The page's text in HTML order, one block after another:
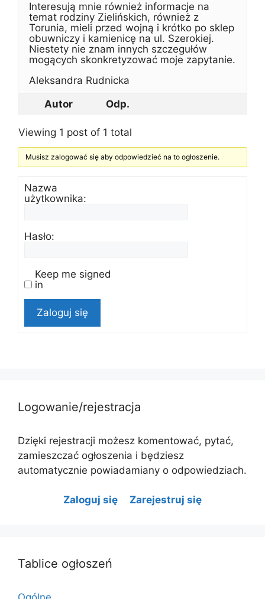
Interesują mnie również informacje na
temat rodziny Zielińskich, również z
Torunia, mieli przed wojną i krótko po sklep
obuwniczy i kamienicę na ul. Szerokiej.
Niestety nie znam innych szczegułów
mogących skonkretyzować moje zapytanie.
Aleksandra Rudnicka
Autor
Odp.
Viewing 1 post of 1 total
Musisz zalogować się aby odpowiedzieć na to ogłoszenie.
Nazwa
użytkownika:
Hasło:
Keep me signed
in
Zaloguj się
Logowanie/rejestracja
Dzięki rejestracji możesz komentować, pytać,
zamieszczać ogłoszenia i będziesz
automatycznie powiadamiany o odpowiedziach.
Zaloguj się Zarejestruj się
Tablice ogłoszeń